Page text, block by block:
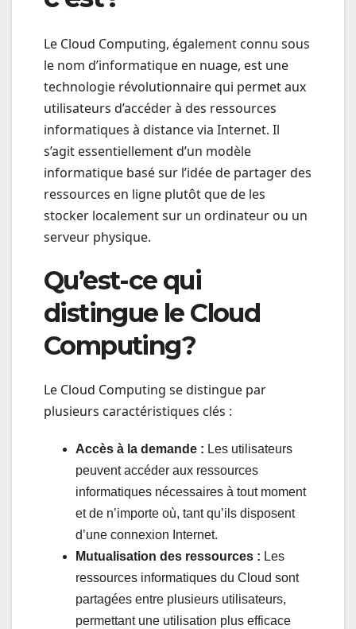
Le Cloud Computing, également connu sous
le nom d’informatique en nuage, est une
technologie révolutionnaire qui permet aux
utilisateurs d’accéder à des ressources
informatiques à distance via Internet. Il
s’agit essentiellement d’un modèle
informatique basé sur l’idée de partager des
ressources en ligne plutôt que de les
stocker localement sur un ordinateur ou un
serveur physique.
Qu’est-ce qui
distingue le Cloud
Computing?
Le Cloud Computing se distingue par
plusieurs caractéristiques clés :
Accès à la demande : Les utilisateurs
peuvent accéder aux ressources
informatiques nécessaires à tout moment
et de n’importe où, tant qu’ils disposent
d’une connexion Internet.
Mutualisation des ressources : Les
ressources informatiques du Cloud sont
partagées entre plusieurs utilisateurs,
permettant une utilisation plus efficace